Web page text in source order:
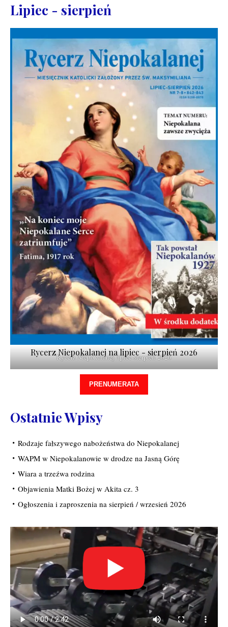
Lipiec - sierpień
Rycerz Niepokalanej lipiec-sierpień 2026
Rycerz Niepokalanej na lipiec - sierpień 2026
PRENUMERATA
Ostatnie Wpisy
Rodzaje fałszywego nabożeństwa do Niepokalanej
WAPM w Niepokalanowie w drodze na Jasną Górę
Wiara a trzeźwa rodzina
Objawienia Matki Bożej w Akita cz. 3
Ogłoszenia i zaproszenia na sierpień / wrzesień 2026